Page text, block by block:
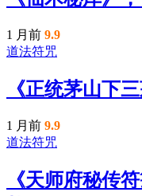
1 月前 9.9
道法符咒
《正统茅山下
1 月前 9.9
道法符咒
《天师府秘传